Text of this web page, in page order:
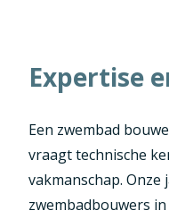
Expertise
Een zwembad
vraagt technische
vakmanschap.
zwembadbouwers